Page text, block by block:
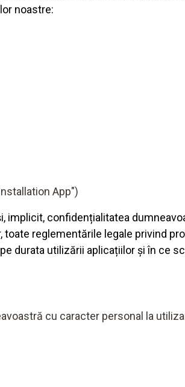
noastre:
App")
confidențialitatea
reglementările legale privind
durata utilizării aplicațiilor și în ce
cu caracter personal la